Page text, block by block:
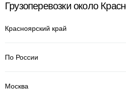
Грузоперевозки около
Красноярский край
По России
Москва